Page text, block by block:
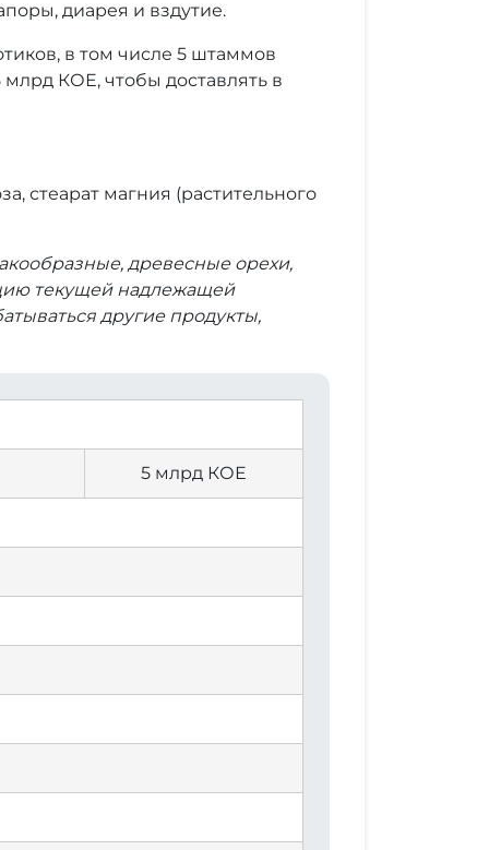
диарея и вздутие.
в том числе 5 штаммов
КОЕ, чтобы доставлять в
стеарат магния (растительного
древесные орехи,
текущей надлежащей
другие продукты,
5 млрд КОЕ